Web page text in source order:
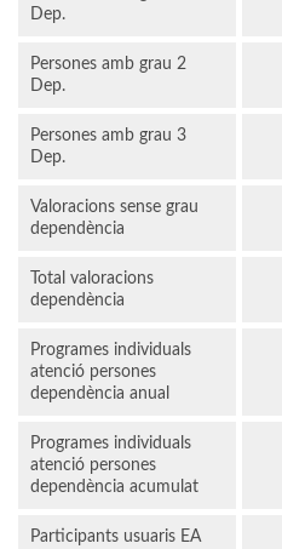
Dep.
Persones amb grau 2
Dep.
Persones amb grau 3
Dep.
Valoracions sense grau
dependència
Total valoracions
dependència
Programes individuals
atenció persones
dependència anual
Programes individuals
atenció persones
dependència acumulat
Participants usuaris EA